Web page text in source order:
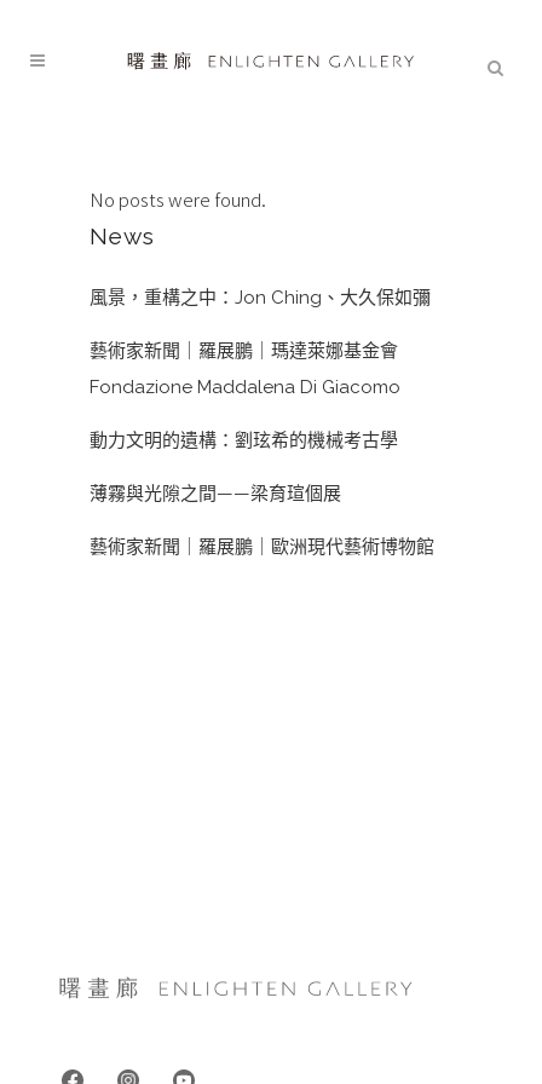
No posts were found.
News
風景，重構之中：Jon Ching、大久保如彌
藝術家新聞｜羅展鵬｜瑪達萊娜基金會
Fondazione Maddalena Di Giacomo
動力文明的遺構：劉玹希的機械考古學
薄霧與光隙之間——梁育瑄個展
藝術家新聞｜羅展鵬｜歐洲現代藝術博物館